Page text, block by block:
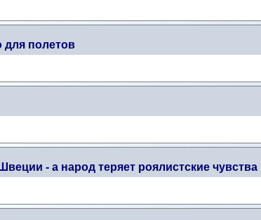
для полетов
- а народ теряет роялистские чувства